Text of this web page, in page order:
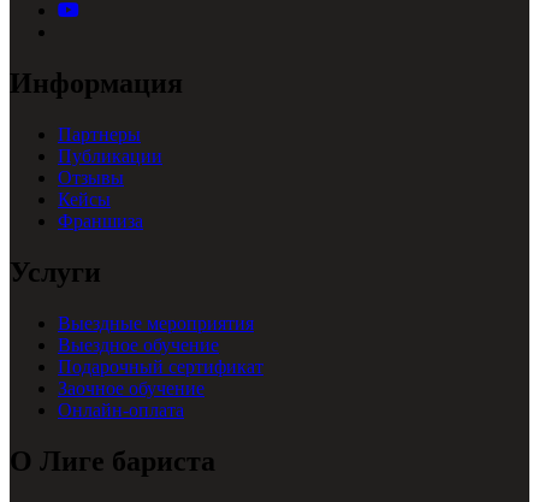
Информация
Партнеры
Публикации
Отзывы
Кейсы
Франшиза
Услуги
Выездные мероприятия
Выездное обучение
Подарочный сертификат
Заочное обучение
Онлайн-оплата
О Лиге бариста